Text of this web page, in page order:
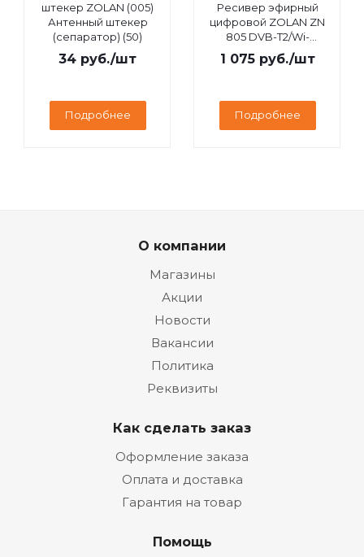
штекер ZOLAN (005)
Антенный штекер
(сепаратор) (50)
34 руб./шт
Подробнее
Ресивер эфирный
цифровой ZOLAN ZN
805 DVB-T2/Wi-
Fi/IPTV/MEGOGO/YouTube,
дисплей
1 075руб./шт
Подробнее
О компании
Магазины
Акции
Новости
Вакансии
Политика
Реквизиты
Как сделать заказ
Оформление заказа
Оплата и доставка
Гарантия на товар
Помощь